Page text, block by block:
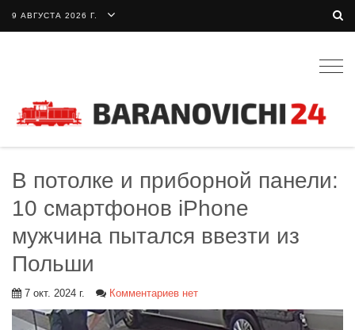
9 АВГУСТА 2026 Г.
В потолке и приборной панели:
10 смартфонов iPhone
мужчина пытался ввезти из
Польши
7 окт. 2024 г. Комментариев нет